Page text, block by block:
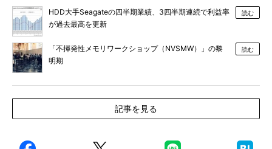
HDD大手Seagateの四半期業績、3四半期連続で利益率
が過去最高を更新
読む
「不揮発性メモリワークショップ（NVSMW）」の黎
明期
読む
記事を見る